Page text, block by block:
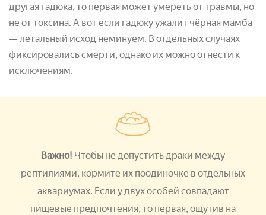
другая гадюка, то первая может умереть от травмы, но
не от токсина. А вот если гадюку ужалит чёрная мамба
— летальный исход неминуем. В отдельных случаях
фиксировались смерти, однако их можно отнести к
исключениям.
Важно! Чтобы не допустить драки между
рептилиями, кормите их поодиночке в отдельных
аквариумах. Если у двух особей совпадают
пищевые предпочтения, то первая, ощутив на